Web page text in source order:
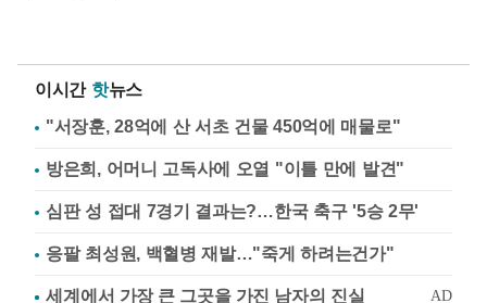
이시간 핫뉴스
"서장훈, 28억에 산 서초 건물 450억에 매물로"
방은희, 어머니 고독사에 오열 "이틀 만에 발견"
심판 성 접대 7경기 결과는?…한국 축구 '5승 2무'
응팔 최성원, 백혈병 재발…"죽게 하려는건가"